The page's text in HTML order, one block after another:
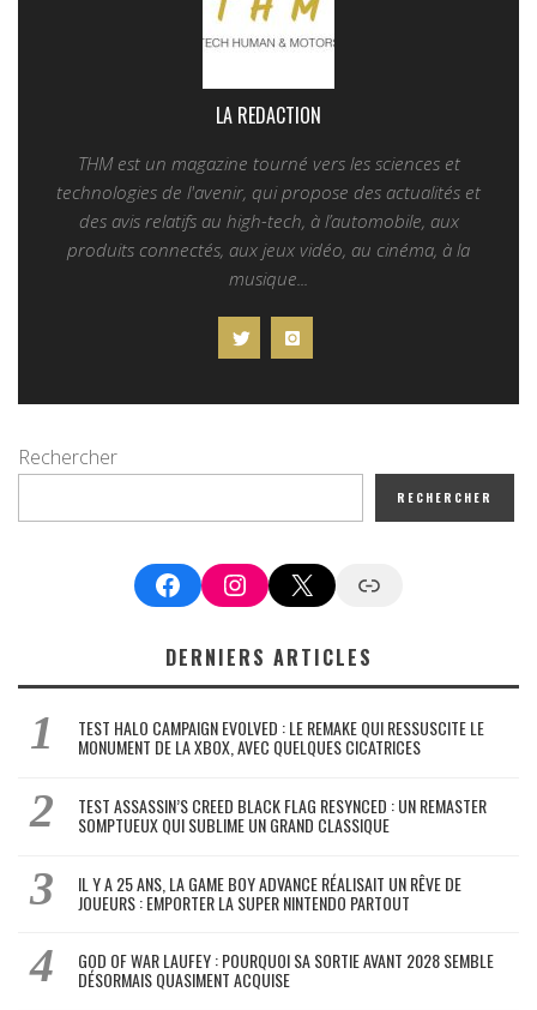
LA REDACTION
THM est un magazine tourné vers les sciences et
technologies de l'avenir, qui propose des actualités et
des avis relatifs au high-tech, à l’automobile, aux
produits connectés, aux jeux vidéo, au cinéma, à la
musique...
Rechercher
RECHERCHER
FacebookInstagram
X Google News
DERNIERS ARTICLES
TEST HALO CAMPAIGN EVOLVED : LE REMAKE QUI RESSUSCITE LE
MONUMENT DE LA XBOX, AVEC QUELQUES CICATRICES
TEST ASSASSIN’S CREED BLACK FLAG RESYNCED : UN REMASTER
SOMPTUEUX QUI SUBLIME UN GRAND CLASSIQUE
IL Y A 25 ANS, LA GAME BOY ADVANCE RÉALISAIT UN RÊVE DE
JOUEURS : EMPORTER LA SUPER NINTENDO PARTOUT
GOD OF WAR LAUFEY : POURQUOI SA SORTIE AVANT 2028 SEMBLE
DÉSORMAIS QUASIMENT ACQUISE